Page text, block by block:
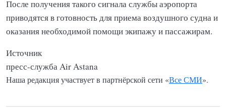
После получения такого сигнала службы аэропорта
приводятся в готовность для приема воздушного судна и
оказания необходимой помощи экипажу и пассажирам.
Источник
пресс-служба Air Astana
Наша редакция участвует в партнёрской сети «Все СМИ».